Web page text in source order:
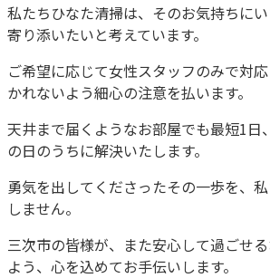
私たちひなた清掃は、そのお気持ちに
寄り添いたいと考えています。
ご希望に応じて女性スタッフのみで対
かれないよう細心の注意を払います。
天井まで届くようなお部屋でも最短1日
の日のうちに解決いたします。
勇気を出してくださったその一歩を、
しません。
三次市の皆様が、また安心して過ごせ
よう、心を込めてお手伝いします。